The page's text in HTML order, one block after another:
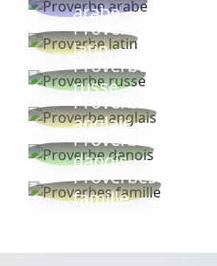
arabe
Proverbe
latin
Proverbe
russe
Proverbe
anglais
Proverbe
danois
Proverbes
famille